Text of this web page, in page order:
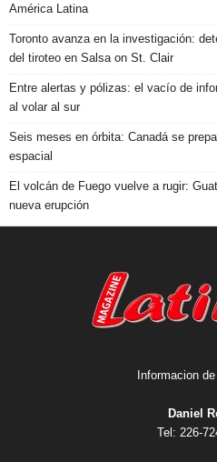
América Latina
Toronto avanza en la investigación:
del tiroteo en Salsa on St. Clair
Entre alertas y pólizas: el vacío de
al volar al sur
Seis meses en órbita: Canadá se
espacial
El volcán de Fuego vuelve a rugir:
nueva erupción
Informacion
Daniel
Tel: 226-